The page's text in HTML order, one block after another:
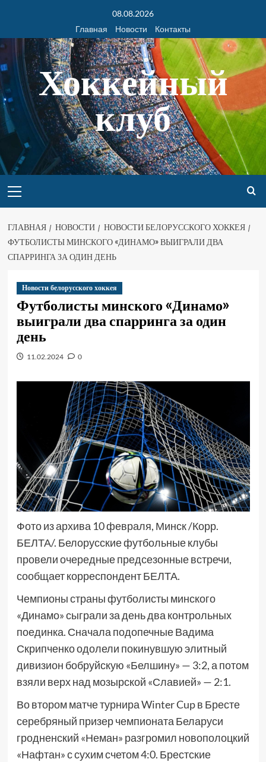
08.08.2026
Главная
Новости Контакты
Хоккейный
клуб
ГЛАВНАЯ НОВОСТИ
НОВОСТИ БЕЛОРУССКОГО ХОККЕЯ
ФУТБОЛИСТЫ МИНСКОГО «ДИНАМО» ВЫИГРАЛИ ДВА
СПАРРИНГА ЗА ОДИН ДЕНЬ
Новости белорусского хоккея
Футболисты минского «Динамо»
выиграли два спарринга за один
день
11.02.2024 0
Фото из архива 10 февраля, Минск /Корр.
БЕЛТА/. Белорусские футбольные клубы
провели очередные предсезонные встречи,
сообщает корреспондент БЕЛТА.
Чемпионы страны футболисты минского
«Динамо» сыграли за день два контрольных
поединка. Сначала подопечные Вадима
Скрипченко одолели покинувшую элитный
дивизион бобруйскую «Белшину» — 3:2, а потом
взяли верх над мозырской «Славией» — 2:1.
Во втором матче турнира Winter Cup в Бресте
серебряный призер чемпионата Беларуси
гродненский «Неман» разгромил новополоцкий
«Нафтан» с сухим счетом 4:0. Брестские